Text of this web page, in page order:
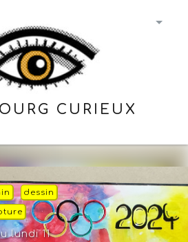
CURIEUX
dessin
lundi 11